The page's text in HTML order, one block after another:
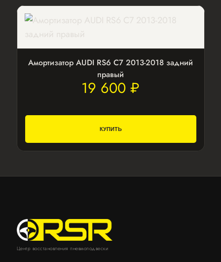
Амортизатор AUDI RS6 С7 2013-2018 задний
правый
19 600 ₽
КУПИТЬ
Центр восстановления пневмоподвески